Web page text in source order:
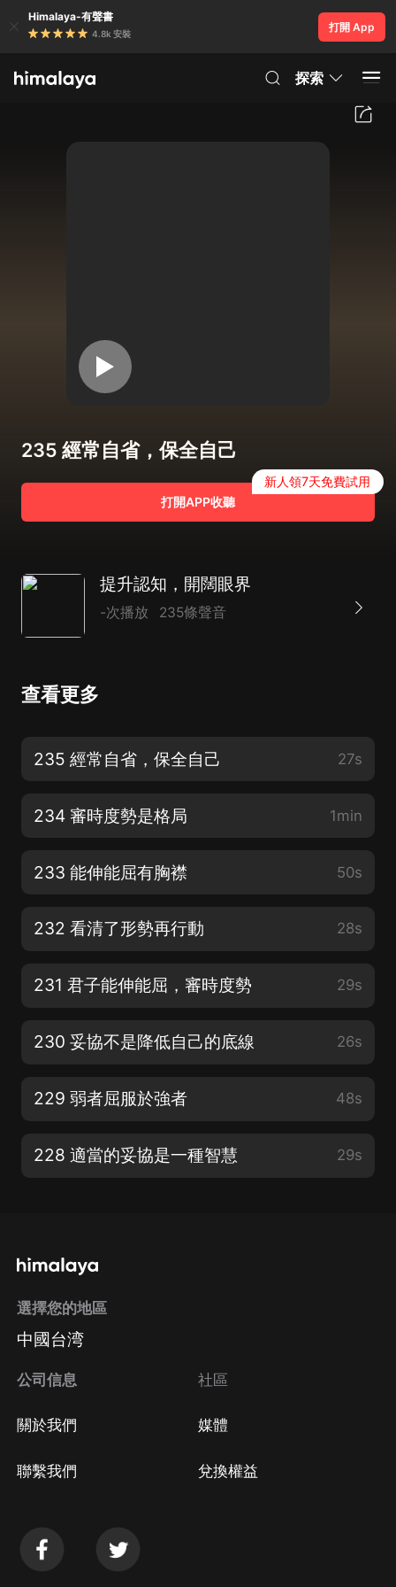
Himalaya-有聲書
4.8k 安裝
打開 App
探索
235 經常自省，保全自己
打開APP收聽
新人領7天免費試用
提升認知，開闊眼界
-次播放 235條聲音
查看更多
235 經常自省，保全自己 27s
234 審時度勢是格局 1min
233 能伸能屈有胸襟 50s
232 看清了形勢再行動 28s
231 君子能伸能屈，審時度勢 29s
230 妥協不是降低自己的底線 26s
229 弱者屈服於強者 48s
228 適當的妥協是一種智慧 29s
選擇您的地區
中國台湾
公司信息
關於我們
聯繫我們
社區
媒體
兌換權益